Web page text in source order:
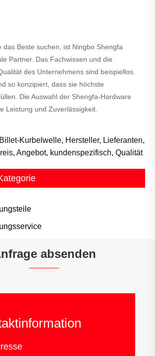
das Beste suchen, ist Ningbo Shengfa
Partner. Das Fachwissen und die
des Unternehmens sind beispiellos.
so konzipiert, dass sie höchste
Die Auswahl der Shengfa-Hardware
Leistung und Zuverlässigkeit.
Kurbelwelle, Hersteller, Lieferanten,
Angebot, kundenspezifisch, Qualität
absenden